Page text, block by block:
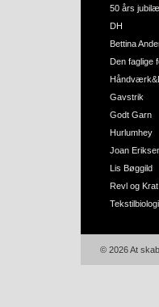
50 års
DH
Bettina
Den faglige
Gavstrik
Godt Garn
Hurlumhey
Joan
Lis Bøggild
Revl og Krat
Tekstilbiologi
© 2026 At